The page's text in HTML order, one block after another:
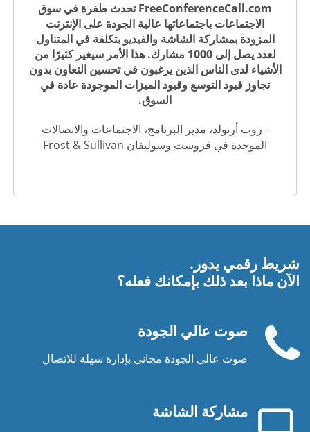
FreeConferenceCall.com تحدث طفرة في سوق
الاجتماعات باجتماعاتها عالية الجودة على الإنترنت
المزودة بمشاركة الشاشة والفيديو بتكلفة في المتناول
لعدد يصل إلى 1000 مشارك. هذا الأمر سيغير كثيرًا من
الأشياء لدى الناس الذين يرغبون في تحسين التعاون بدون
تجاوز قيود التوسع وقيود الميزات الموجودة عادة في
السوق.
- روب أرنولد، مدير البرنامج، الاجتماعات والاتصالات
الموحدة في فروست وسوليفان Frost & Sullivan
شريط رقمي يدور.
الآن ماذا بعد ذلك بإمكانك فعله؟
صوت عالي الجودة
صوت عالي الجودة مجاني بإدارة سهلة للاتصال
مشاركة الشاشة